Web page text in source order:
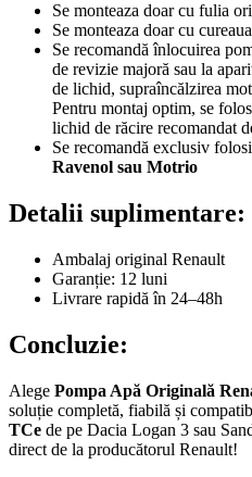
Se monteaza doar cu fulia
Se monteaza doar cu
Se recomandă înlocuirea
de revizie majoră sau la
de lichid, supraîncălzirea
Pentru montaj optim, se
lichid de răcire recomandat
Se recomandă exclusiv
Ravenol sau Motrio
Detalii suplimentare:
Ambalaj original Renault
Garanție: 12 luni
Livrare rapidă în 24–48h
Concluzie:
Alege Pompa Apă Originală
soluție completă, fiabilă și
TCe de pe Dacia Logan 3 sau
direct de la producătorul Renault!